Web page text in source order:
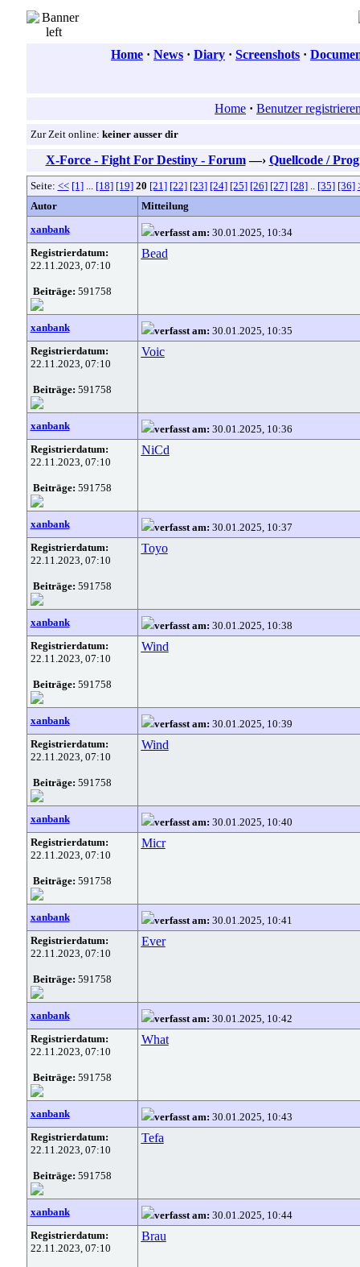
Home · News · Diary · Screenshots ·
Home · Benutzer
Zur Zeit online: keiner ausser dir
X-Force - Fight For Destiny - Forum —› Quellcode /
Seite: << [1]... [18] [19] 20 [21] [22] [23] [24] [25] [26] [27] [28].. [35] [36]
Autor
Mitteilung
xanbank
verfasst am: 30.01.2025, 10:34
Registrierdatum:
22.11.2023, 07:10
Beiträge: 591758
Bead
xanbank verfasst am: 30.01.2025, 10:35
Registrierdatum:
22.11.2023, 07:10
Beiträge: 591758
Voic
xanbank verfasst am: 30.01.2025, 10:36
Registrierdatum:
22.11.2023, 07:10
Beiträge: 591758
NiCd
xanbank verfasst am: 30.01.2025, 10:37
Registrierdatum:
22.11.2023, 07:10
Beiträge: 591758
Toyo
xanbank verfasst am: 30.01.2025, 10:38
Registrierdatum:
22.11.2023, 07:10
Beiträge: 591758
Wind
xanbank verfasst am: 30.01.2025, 10:39
Registrierdatum:
22.11.2023, 07:10
Beiträge: 591758
Wind
xanbank verfasst am: 30.01.2025, 10:40
Registrierdatum:
22.11.2023, 07:10
Beiträge: 591758
Micr
xanbank verfasst am: 30.01.2025, 10:41
Registrierdatum:
22.11.2023, 07:10
Beiträge: 591758
Ever
xanbank verfasst am: 30.01.2025, 10:42
Registrierdatum:
22.11.2023, 07:10
Beiträge: 591758
What
xanbank verfasst am: 30.01.2025, 10:43
Registrierdatum:
22.11.2023, 07:10
Beiträge: 591758
Tefa
xanbank verfasst am: 30.01.2025, 10:44
Registrierdatum:
22.11.2023, 07:10
Brau